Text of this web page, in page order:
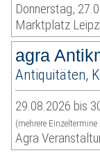
Donnerstag,
Marktplatz
agra
Antiquitäten,
29.08.2026 bis
(mehrere
Agra